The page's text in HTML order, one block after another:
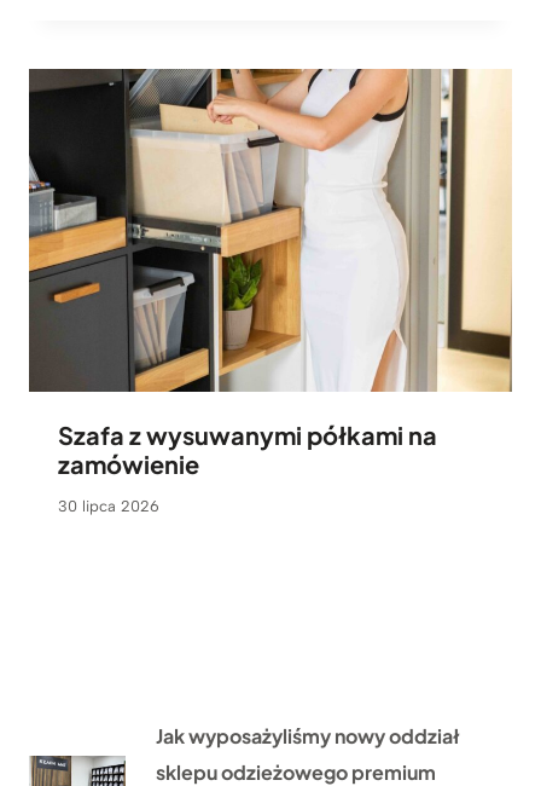
Szafa z wysuwanymi półkami na
zamówienie
30 lipca 2026
Jak wyposażyliśmy nowy oddział
sklepu odzieżowego premium